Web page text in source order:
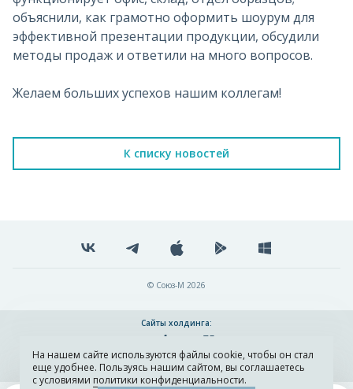
объяснили, как грамотно оформить шоурум для
эффективной презентации продукции, обсудили
методы продаж и ответили на много вопросов.
Желаем больших успехов нашим коллегам!
К списку новостей
© Союз-М 2026
Сайты холдинга:
Разработка и поддержка сайта ADN
На нашем сайте используются файлы cookie, чтобы он стал
еще удобнее. Пользуясь нашим сайтом, вы соглашаетесь
с условиями политики конфиденциальности.